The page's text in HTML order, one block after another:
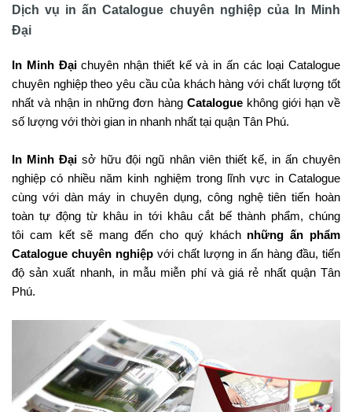
Dịch vụ in ấn Catalogue chuyên nghiệp của In Minh
Đại
In Minh Đạichuyên nhận thiết kế và in ấn các loại Catalogue
chuyên nghiệp theo yêu cầu của khách hàng với chất lượng tốt
nhất và nhận in những đơn hàngCataloguekhông giới hạn về
số lượng với thời gian in nhanh nhất tại quận Tân Phú.
In Minh Đại sở hữu đội ngũ nhân viên thiết kế, in ấn chuyên
nghiệp có nhiều năm kinh nghiệm trong lĩnh vực in Catalogue
cùng với dàn máy in chuyên dụng, công nghệ tiên tiến hoàn
toàn tự động từ khâu in tới khâu cắt bế thành phẩm, chúng
tôi cam kết sẽ mang đến cho quý kháchnhững ấn phẩm
Catalogue chuyên nghiệp với chất lượng in ấn hàng đầu, tiến
độ sản xuất nhanh, in mẫu miễn phí và giá rẻ nhất quận Tân
Phú.